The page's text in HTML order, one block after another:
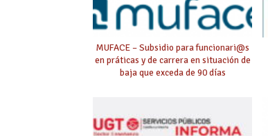
MUFACE – Subsidio para funcionari@s
en práticas y de carrera en situación de
baja que exceda de 90 días